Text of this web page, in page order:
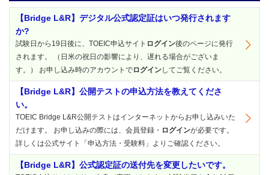
【Bridge L&R】デジタル公式認定証はいつ発行されます
か?
試験日から19日後に、TOEIC申込サイト ログイン後のページに発行
されます。 （日米の祝日の影響により、遅れる場合がございま
す。） お申し込み時のアカウントでログインしてご覧ください。
【Bridge L&R】公開テストの申込方法を教えてくださ
い。
TOEIC Bridge L&R公開テストはインターネットからお申し込みいた
だけます。 お申し込みの際には、会員登録・ ログインが必要です。
詳しくは公式サイト「申込方法・受験料」よりご確認ください。
【Bridge L&R】公式認定証の送付先を変更したいです。